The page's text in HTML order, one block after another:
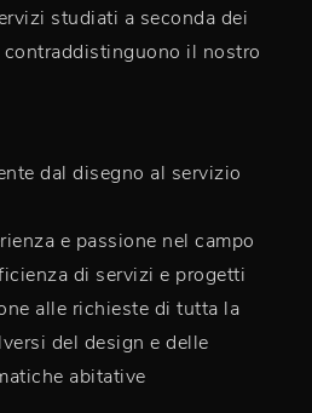
studiati a seconda dei
contraddistinguono il nostro
dal disegno al servizio
e passione nel campo
di servizi e progetti
alle richieste di tutta la
del design e delle
abitative